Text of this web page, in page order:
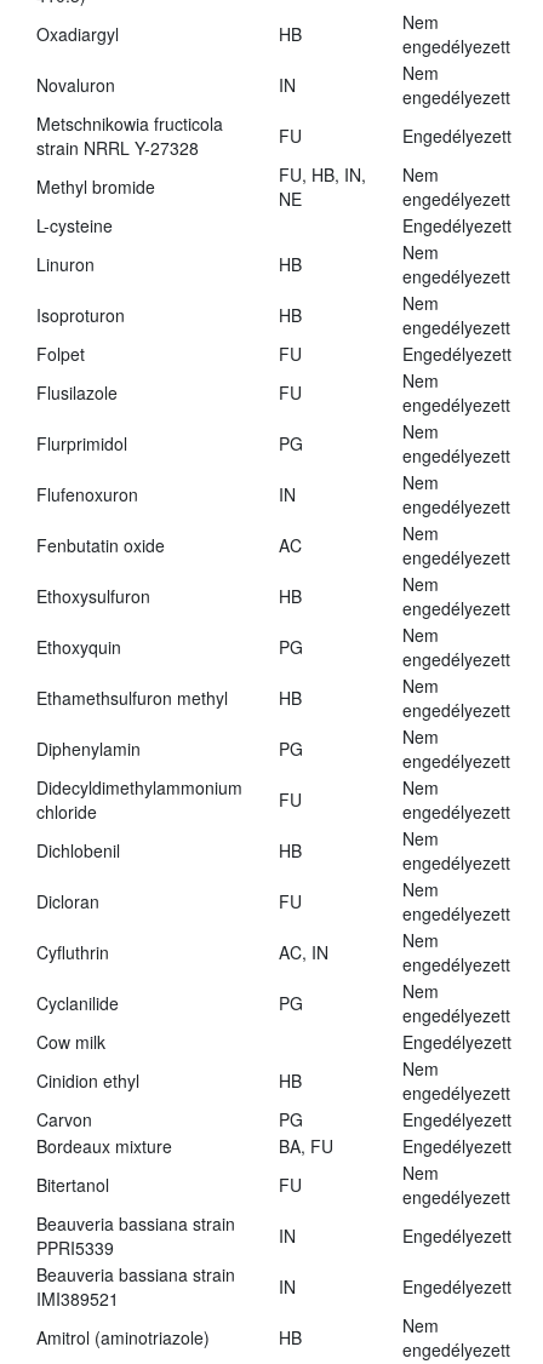
Oxadiargyl HB
Nem
engedélyezett
Novaluron
IN
Nem
engedélyezett
Metschnikowia fructicola
strain NRRL Y-27328
FU Engedélyezett
Methyl bromide
FU, HB, IN,
NE
Nem
engedélyezett
L-cysteine
Engedélyezett
Linuron
HB
Nem
engedélyezett
Isoproturon
HB
Nem
engedélyezett
Folpet
FU
Engedélyezett
Flusilazole
FU
Nem
engedélyezett
Flurprimidol
PG
Nem
engedélyezett
Flufenoxuron
IN
Nem
engedélyezett
Fenbutatin oxide
AC
Nem
engedélyezett
Ethoxysulfuron
HB
Nem
engedélyezett
Ethoxyquin
PG
Nem
engedélyezett
Ethamethsulfuron methyl
HB
Nem
engedélyezett
Diphenylamin
PG
Nem
engedélyezett
Didecyldimethylammonium
chloride
FU
Nem
engedélyezett
Dichlobenil
HB
Nem
engedélyezett
Dicloran
FU
Nem
engedélyezett
Cyfluthrin
AC, IN
Nem
engedélyezett
Cyclanilide
PG
Nem
engedélyezett
Cow milk
Engedélyezett
Cinidion ethyl
HB
Nem
engedélyezett
Carvon
PG
Engedélyezett
Bordeaux mixture
BA, FU
Engedélyezett
Bitertanol
FU
Nem
engedélyezett
Beauveria bassiana strain
PPRI5339
IN
Engedélyezett
Beauveria bassiana strain
IMI389521
IN Engedélyezett
Amitrol (aminotriazole) HB
Nem
engedélyezett